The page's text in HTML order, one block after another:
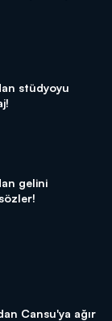
stüdyoyu
gelini
Cansu'ya ağır